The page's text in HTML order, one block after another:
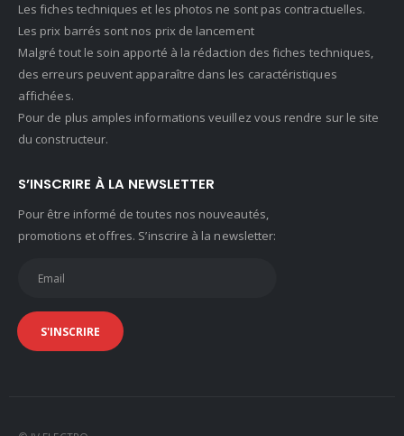
Les fiches techniques et les photos ne sont pas contractuelles.
Les prix barrés sont nos prix de lancement
Malgré tout le soin apporté à la rédaction des fiches techniques,
des erreurs peuvent apparaître dans les caractéristiques
affichées.
Pour de plus amples informations veuillez vous rendre sur le site
du constructeur.
S’INSCRIRE À LA NEWSLETTER
Pour être informé de toutes nos nouveautés,
promotions et offres. S’inscrire à la newsletter: